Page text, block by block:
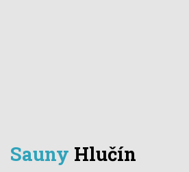
Sauny Hlučín